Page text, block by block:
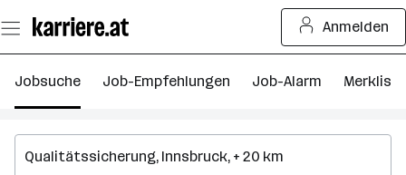
Seiteninhalt
springen
Anmelden
Jobsuche Job-Empfehlungen Job-Alarm Merkliste